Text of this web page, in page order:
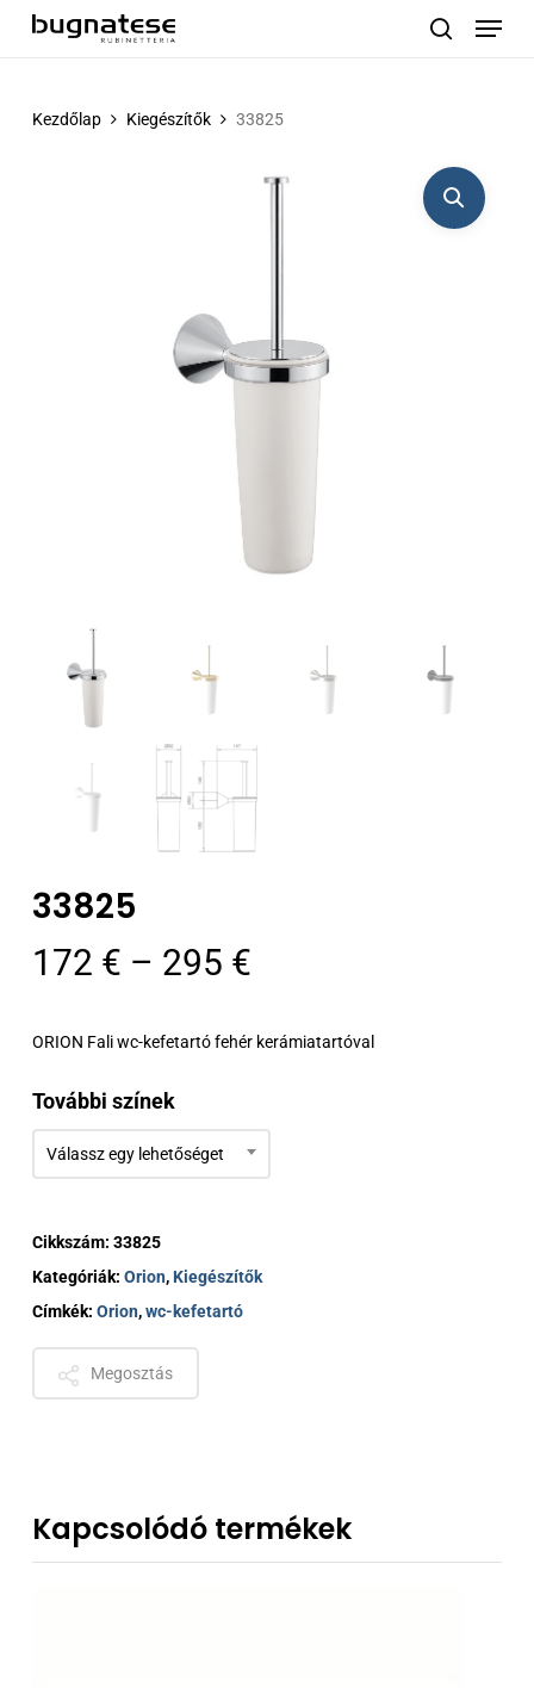
Menu
Kezdőlap Kiegészítők 33825
33825
172 € – 295 €Ártartomány:
-
ORION Fali wc-kefetartó fehér kerámiatartóval
További színek
Válassz egy lehetőséget
Cikkszám: 33825
Kategóriák: Orion,Kiegészítők
Címkék: Orion,wc-kefetartó
Megosztás
Kapcsolódó termékek